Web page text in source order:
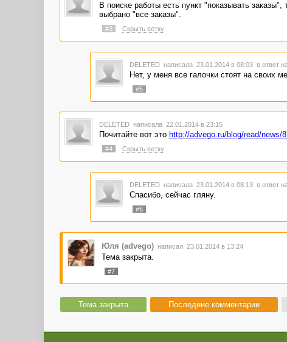
В поиске работы есть пункт "показывать
выбрано "все заказы".
#3 Скрыть ветку
DELETED написала 23.01.2014 в 08:03 в ответ
Нет, у меня все галочки стоят на своих
#5
DELETED написала 22.01.2014 в 23:15
Почитайте вот это http://advego.ru/blog/read/news/
#4 Скрыть ветку
DELETED написала 23.01.2014 в 08:13 в ответ
Спасибо, сейчас гляну.
#6
Юля (advego) написал 23.01.2014 в 13:24
Тема закрыта.
#7
Тема закрыта Последние комментарии